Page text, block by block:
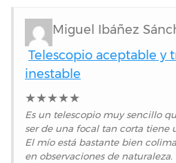
Miguel Ibáñez
Telescopio aceptable y
inestable
★★★★★
Es un telescopio muy sencillo
ser de una focal tan corta tiene
El mío está bastante bien
en observaciones de naturaleza.